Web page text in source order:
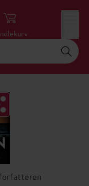
forfatteren